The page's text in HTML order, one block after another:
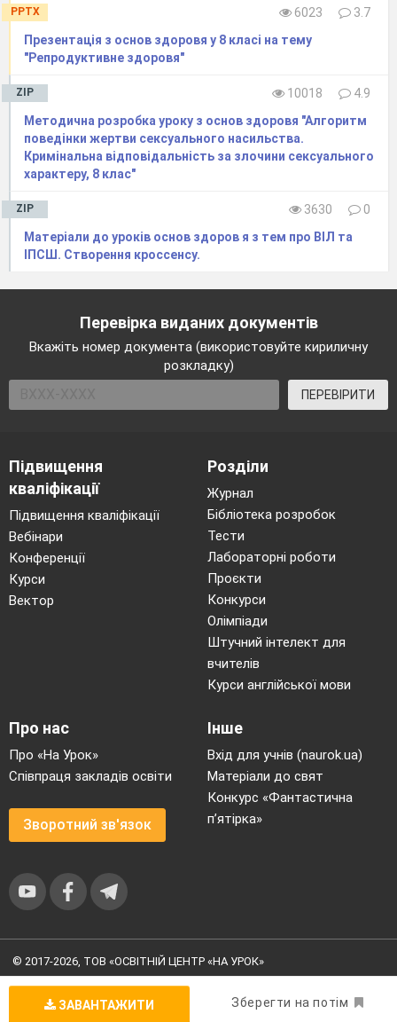
PPTX 6023
3.7
Презентація з основ здоровя у 8 класі на тему
"Репродуктивне здоровя"
ZIP 10018
4.9
Методична розробка уроку з основ здоровя "Алгоритм
поведінки жертви сексуального насильства.
Кримінальна відповідальність за злочини сексуального
характеру, 8 клас"
ZIP 3630
0
Матеріали до уроків основ здоров я з тем про ВІЛ та
ІПСШ. Створення кроссенсу.
ЗАВАНТАЖИТИ Зберегти на потім
Перевірка виданих документів
Вкажіть номер документа (використовуйте кириличну
розкладку)
ПЕРЕВІРИТИ
Підвищення
кваліфікації
Підвищення кваліфікації
Вебінари
Конференції
Курси
Вектор
Розділи
Журнал
Бібліотека розробок
Тести
Лабораторні роботи
Проєкти
Конкурси
Олімпіади
Штучний інтелект для
вчителів
Курси англійської мови
Про нас
Про «На Урок»
Співпраця закладів освіти
Зворотний зв'язок
Інше
Вхід для учнів (naurok.ua)
Матеріали до свят
Конкурс «Фантастична
п’ятірка»
© 2017-2026, ТОВ «ОСВІТНІЙ ЦЕНТР «НА УРОК»
конфіденційності